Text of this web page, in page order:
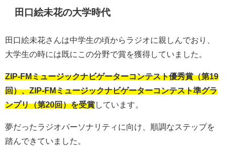
田口絵未花の大学時代
田口絵未花さんは中学生の頃からラジオに親しんでおり、
大学生の時には既にこの分野で賞を獲得していました。
ZIP-FMミュージックナビゲーターコンテスト優秀賞（第19
回）、ZIP-FMミュージックナビゲーターコンテスト準グラ
ンプリ（第20回）を受賞しています。
夢だったラジオパーソナリティに向け、順調なステップを
踏んできていました。